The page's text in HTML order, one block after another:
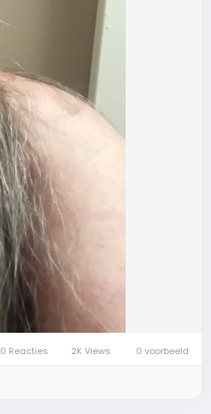
0 Reacties 2K Views 0 voorbeeld